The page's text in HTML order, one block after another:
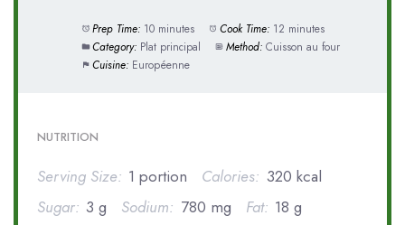
Prep Time: 10 minutes Cook Time: 12 minutes
Category: Plat principal Method: Cuisson au four
Cuisine: Européenne
NUTRITION
Serving Size: 1 portion Calories: 320 kcal
Sugar: 3 g Sodium: 780 mg Fat: 18 g